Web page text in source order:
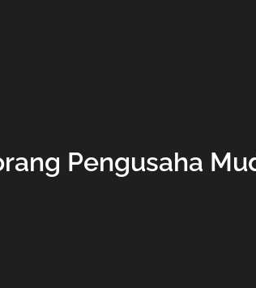
Pengusaha